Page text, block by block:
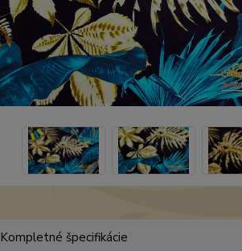
Kompletné špecifikácie